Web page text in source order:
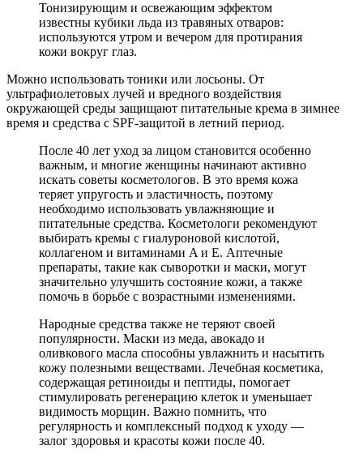
Тонизирующим и освежающим эффектом
известны кубики льда из травяных отваров:
используются утром и вечером для протирания
кожи вокруг глаз.
Можно использовать тоники или лосьоны. От
ультрафиолетовых лучей и вредного воздействия
окружающей среды защищают питательные крема в зимнее
время и средства с SPF-защитой в летний период.
После 40 лет уход за лицом становится особенно
важным, и многие женщины начинают активно
искать советы косметологов. В это время кожа
теряет упругость и эластичность, поэтому
необходимо использовать увлажняющие и
питательные средства. Косметологи рекомендуют
выбирать кремы с гиалуроновой кислотой,
коллагеном и витаминами A и E. Аптечные
препараты, такие как сыворотки и маски, могут
значительно улучшить состояние кожи, а также
помочь в борьбе с возрастными изменениями.
Народные средства также не теряют своей
популярности. Маски из меда, авокадо и
оливкового масла способны увлажнить и насытить
кожу полезными веществами. Лечебная косметика,
содержащая ретиноиды и пептиды, помогает
стимулировать регенерацию клеток и уменьшает
видимость морщин. Важно помнить, что
регулярность и комплексный подход к уходу —
залог здоровья и красоты кожи после 40.